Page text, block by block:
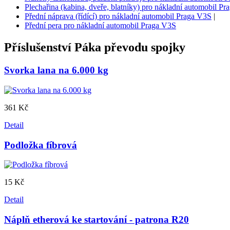
Plechařina (kabina, dveře, blatníky) pro nákladní automobil
Přední náprava (řídící) pro nákladní automobil Praga V3S |
Přední pera pro nákladní automobil Praga V3S
Příslušenství Páka převodu spojky
Svorka lana na 6.000 kg
361 Kč
Detail
Podložka fíbrová
15 Kč
Detail
Náplň etherová ke startování - patrona R20